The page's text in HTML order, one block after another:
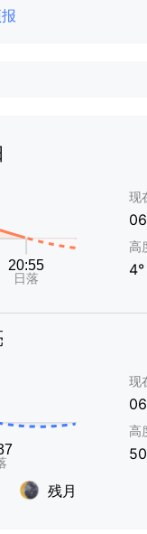
现
高
4°
残月
现
高